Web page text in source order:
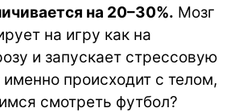
на 20–30%. Мозг
на игру как на
и запускает стрессовую
происходит с телом,
смотреть футбол?